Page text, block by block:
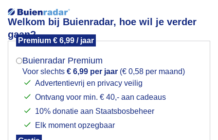
Welkom bij Buienradar, hoe wil je verder
gaan?
Premium € 6,99 / jaar
Buienradar Premium
Voor slechts € 6,99 per jaar (€ 0,58 per maand)
Advertentievrij en privacy veilig
Ontvang voor min. € 40,- aan cadeaus
10% donatie aan Staatsbosbeheer
Elk moment opzegbaar
Kampen
Mogen we je locatie gebruiken voor het
Indien je hier nog geen akkoord op hebt gegeven,
verschijnt er zo een pop-up uit je browser waarin